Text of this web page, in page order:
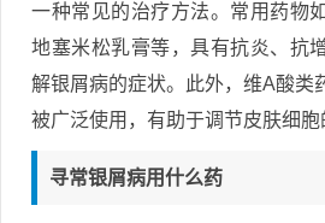
一种常见的治疗方法。常用药物
地塞米松乳膏等，具有抗炎、抗
解银屑病的症状。此外，维A酸类
被广泛使用，有助于调节皮肤细胞
寻常银屑病用什么药